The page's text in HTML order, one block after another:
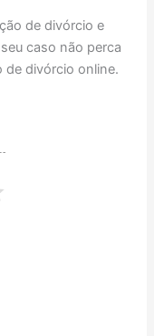
de divórcio e
caso não perca
de divórcio online.